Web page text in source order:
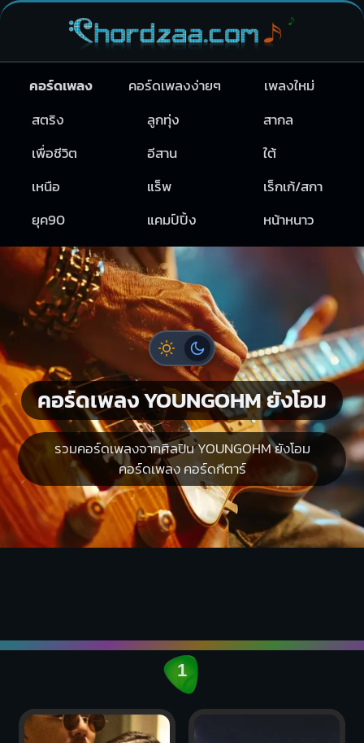
คอร์ดเพลง คอร์ดเพลงง่ายๆ
เพลงใหม่
สตริง
ลูกทุ่ง
สากล
เพื่อชีวิต
อีสาน
ใต้
เหนือ
แร็พ
เร็กเก้/สกา
ยุค90
แคมป์ปิ้ง หน้าหนาว
คอร์ดเพลง YOUNGOHM ยังโอม
รวมคอร์ดเพลงจากศิลปิน YOUNGOHM ยังโอม
คอร์ดเพลง คอร์ดกีตาร์
1